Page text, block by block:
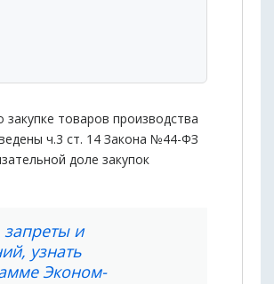
товаров производства
ч.3 ст. 14 Закона №44-ФЗ
доле закупок
и
узнать
Эконом-